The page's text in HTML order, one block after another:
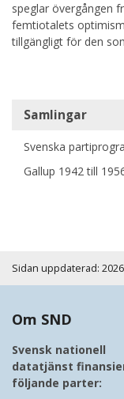
speglar övergången
femtiotalets
tillgängligt för den
Huvudmeny
Samlingar
Svenska
Gallup 1942 till
Sidan uppdaterad:
Om SND
Svensk nationell
datatjänst
följande parter: